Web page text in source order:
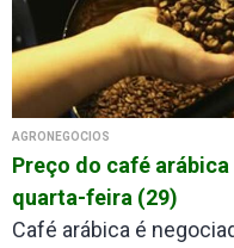
AGRONEGÓCIOS
Preço do café
quarta-feira (29)
Café arábica é